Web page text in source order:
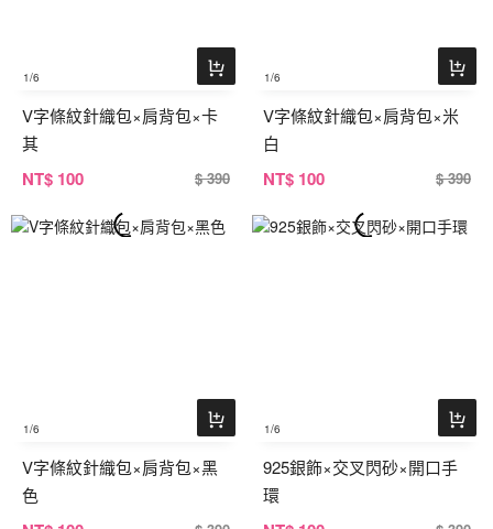
1/6
V字條紋針織包×肩背包×卡
其
NT$ 100 $ 390
1/6
V字條紋針織包×肩背包×米
白
NT$ 100 $ 390
1/6
V字條紋針織包×肩背包×黑
色
1/6
925銀飾×交叉閃砂×開口手
環